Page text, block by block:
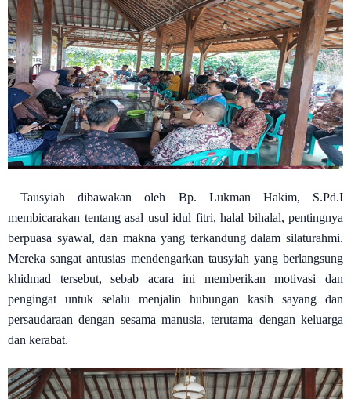
Tausyiah dibawakan oleh Bp. Lukman Hakim, S.Pd.I
membicarakan tentang asal usul idul fitri, halal bihalal, pentingnya
berpuasa syawal, dan makna yang terkandung dalam silaturahmi.
Mereka sangat antusias mendengarkan tausyiah yang berlangsung
khidmad tersebut, sebab acara ini memberikan motivasi dan
pengingat untuk selalu menjalin hubungan kasih sayang dan
persaudaraan dengan sesama manusia, terutama dengan keluarga
dan kerabat.